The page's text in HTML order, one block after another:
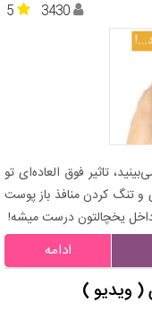
5 3430
تاثیر فوق العاده‌ای تو
تنگ کردن منافذ باز پوست
داخل یخچالتون درست میشه!
ادامه
ویدیو )